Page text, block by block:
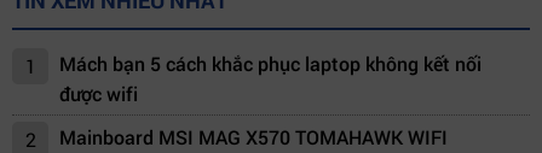
1
Mách bạn 5 cách khắc phục laptop không kết nối
được wifi
2
Mainboard MSI MAG X570 TOMAHAWK WIFI